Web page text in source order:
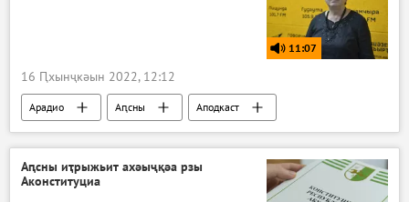
11:07
16 Ԥхынҷкәын 2022, 12:12
Арадио Аԥсны
Аподкаст
Хра злоу ахҭысқәа
Аԥсны иҭрыжьит ахәыҷқәа рзы
Аконституциа